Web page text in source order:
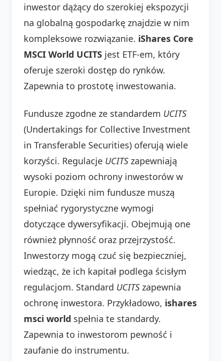
inwestor dążący do szerokiej ekspozycji
na globalną gospodarkę znajdzie w nim
kompleksowe rozwiązanie. iShares Core
MSCI World UCITS jest ETF-em, który
oferuje szeroki dostęp do rynków.
Zapewnia to prostotę inwestowania.
Fundusze zgodne ze standardem UCITS
(Undertakings for Collective Investment
in Transferable Securities) oferują wiele
korzyści. Regulacje UCITS zapewniają
wysoki poziom ochrony inwestorów w
Europie. Dzięki nim fundusze muszą
spełniać rygorystyczne wymogi
dotyczące dywersyfikacji. Obejmują one
również płynność oraz przejrzystość.
Inwestorzy mogą czuć się bezpieczniej,
wiedząc, że ich kapitał podlega ścisłym
regulacjom. Standard UCITS zapewnia
ochronę inwestora. Przykładowo, ishares
msci world spełnia te standardy.
Zapewnia to inwestorom pewność i
zaufanie do instrumentu.